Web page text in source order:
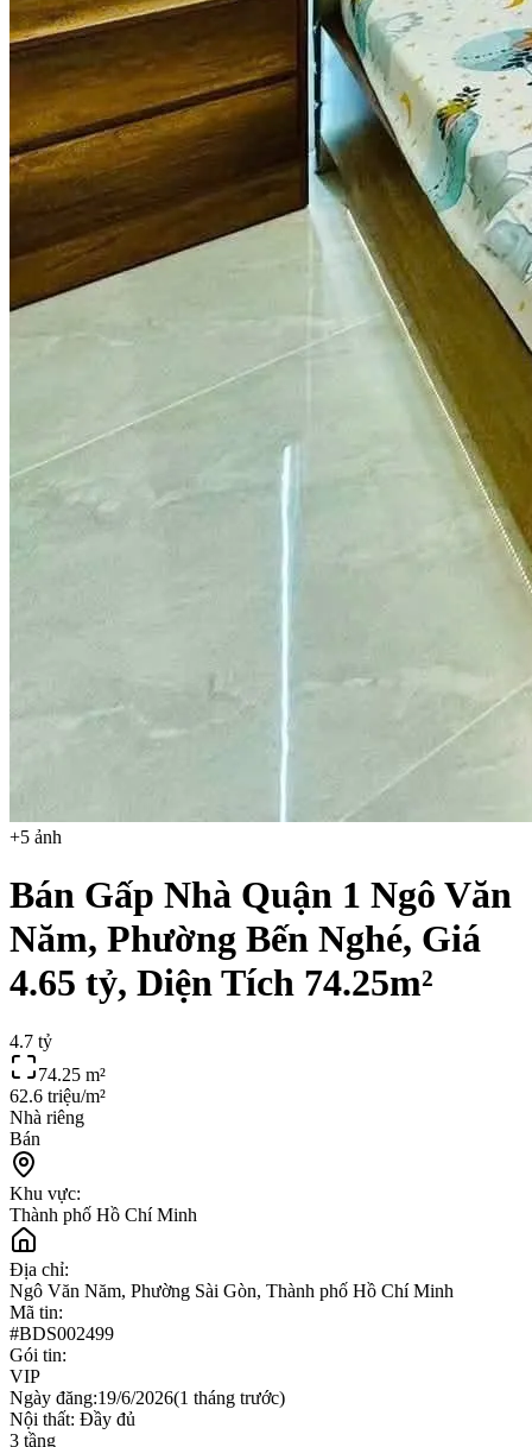
+5 ảnh
Bán Gấp Nhà Quận 1 Ngô Văn
Năm, Phường Bến Nghé, Giá
4.65 tỷ, Diện Tích 74.25m²
4.7 tỷ
74.25 m²
62.6 triệu/m²
Nhà riêng
Bán
Khu vực:
Thành phố Hồ Chí Minh
Địa chỉ:
Ngô Văn Năm, Phường Sài Gòn, Thành phố Hồ Chí Minh
Mã tin:
#BDS002499
Gói tin:
VIP
Ngày đăng:19/6/2026(1 tháng trước)
Nội thất: Đầy đủ
3 tầng